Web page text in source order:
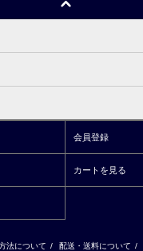
会員登録
カートを見る
法について / 配送・送料について /